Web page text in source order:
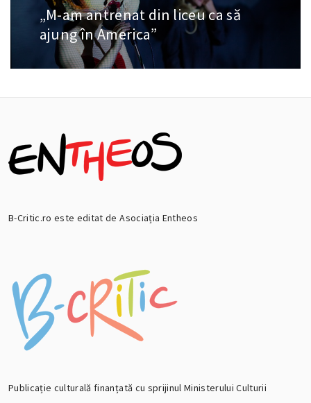
Next
post:
„M-am antrenat din liceu ca să
ajung în America”
B-Critic.ro este editat de Asociația Entheos
Publicație culturală finanțată cu sprijinul Ministerului Culturii